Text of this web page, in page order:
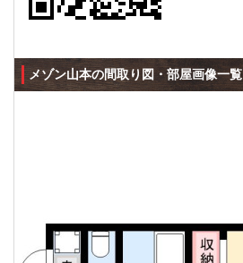
メゾン山本の間取り図・部屋画像一覧